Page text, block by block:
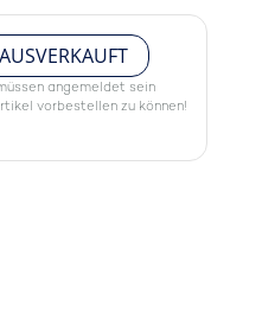
AUSVERKAUFT
angemeldet sein
vorbestellen zu können!